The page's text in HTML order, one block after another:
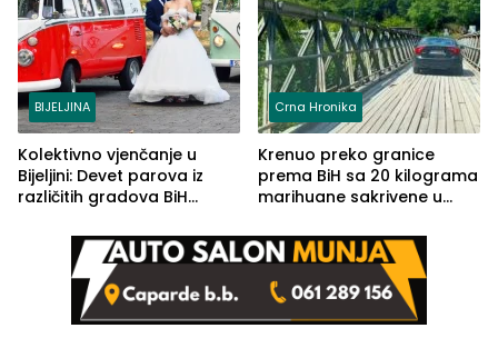
BIJELJINA
Kolektivno vjenčanje u
Bijeljini: Devet parova iz
različitih gradova BiH
Crna Hronika
Krenuo preko granice
prema BiH sa 20 kilograma
marihuane sakrivene u